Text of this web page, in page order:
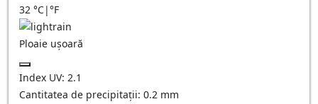
32 °C|°F
Ploaie ușoară
Index UV: 2.1
Cantitatea de precipitații: 0.2 mm